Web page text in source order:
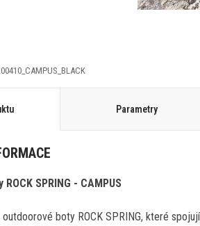
Parametry
SPRING - CAMPUS
boty ROCK SPRING, které